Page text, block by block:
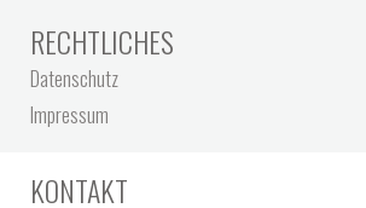
RECHTLICHES
Datenschutz
Impressum
KONTAKT